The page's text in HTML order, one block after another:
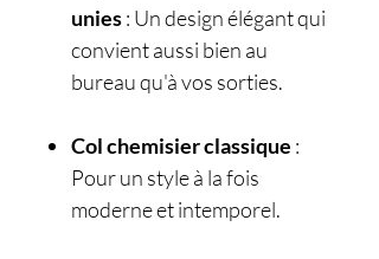
unies: Un design élégant qui
convient aussi bien au
bureau qu'à vos sorties.
Col chemisier classique :
Pour un style à la fois
moderne et intemporel.